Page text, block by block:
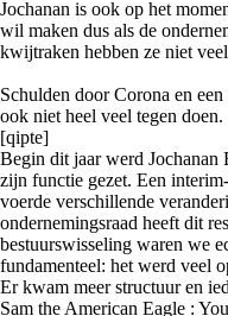
Jochanan is ook op het
wil maken dus als de
kwijtraken hebben ze niet
Schulden door Corona en
ook niet heel veel tegen doen.
[qipte]
Begin dit jaar werd Jochanan
zijn functie gezet. Een
voerde verschillende
ondernemingsraad heeft dit
bestuurswisseling waren we
fundamenteel: het werd veel
Er kwam meer structuur en
Sam the American Eagle :